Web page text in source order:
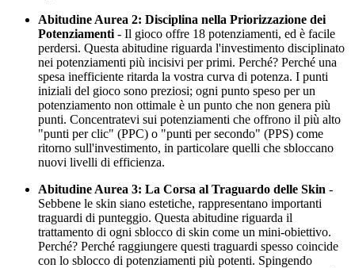
Abitudine Aurea 2: Disciplina nella Priorizzazione dei
Potenziamenti - Il gioco offre 18 potenziamenti, ed è facile
perdersi. Questa abitudine riguarda l'investimento disciplinato
nei potenziamenti più incisivi per primi. Perché? Perché una
spesa inefficiente ritarda la vostra curva di potenza. I punti
iniziali del gioco sono preziosi; ogni punto speso per un
potenziamento non ottimale è un punto che non genera più
punti. Concentratevi sui potenziamenti che offrono il più alto
"punti per clic" (PPC) o "punti per secondo" (PPS) come
ritorno sull'investimento, in particolare quelli che sbloccano
nuovi livelli di efficienza.
Abitudine Aurea 3: La Corsa al Traguardo delle Skin -
Sebbene le skin siano estetiche, rappresentano importanti
traguardi di punteggio. Questa abitudine riguarda il
trattamento di ogni sblocco di skin come un mini-obiettivo.
Perché? Perché raggiungere questi traguardi spesso coincide
con lo sblocco di potenziamenti più potenti. Spingendo